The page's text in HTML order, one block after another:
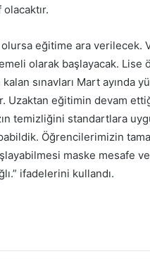
olursa eğitime ara verilecek.
olarak başlayacak. Lise
sınavları Mart ayında
Uzaktan eğitimin devam
temizliğini standartlara
Öğrencilerimizin
maske mesafe ve
ifadelerini kullandı.